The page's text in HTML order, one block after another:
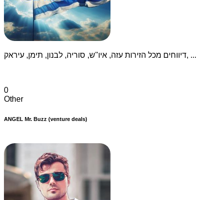
דיווחים מכל הזירות עזה, איו"ש, סוריה, לבנון, תימן, עיראק, ...
0
Other
ANGEL Mr. Buzz (venture deals)